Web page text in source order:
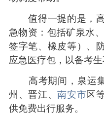
值得一提的是，高
急物资：包括矿泉水
签字笔、橡皮等）、
应急医疗包，以备考生
高考期间，泉运集
州、晋江、南安市区
供免费出行服务。